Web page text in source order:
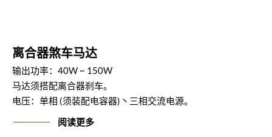
离合器煞车马达
输出功率：40W ~ 150W
马达须搭配离合器刹车。
电压：单相 (须装配电容器)丶三相交流电源。
阅读更多